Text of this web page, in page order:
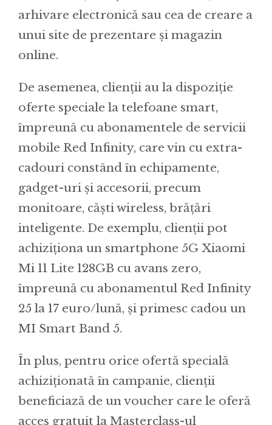
arhivare electronică sau cea de creare a
unui site de prezentare și magazin
online.
De asemenea, clienții au la dispoziție
oferte speciale la telefoane smart,
împreună cu abonamentele de servicii
mobile Red Infinity, care vin cu extra-
cadouri constând în echipamente,
gadget-uri și accesorii, precum
monitoare, căști wireless, brățări
inteligente. De exemplu, clienții pot
achiziționa un smartphone 5G Xiaomi
Mi 11 Lite 128GB cu avans zero,
împreună cu abonamentul Red Infinity
25 la 17 euro/lună, și primesc cadou un
MI Smart Band 5.
În plus, pentru orice ofertă specială
achiziționată în campanie, clienții
beneficiază de un voucher care le oferă
acces gratuit la Masterclass-ul